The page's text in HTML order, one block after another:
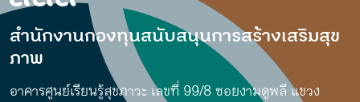
สำนักงานกองทุนสนับสนุนการสร้างเสริมสุข
ภาพ
อาคารศูนย์เรียนรู้สุขภาวะ เลขที่ 99/8 ซอยงามดูพลี แขวง